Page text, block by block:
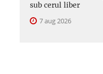
sub cerul liber
7 aug 2026